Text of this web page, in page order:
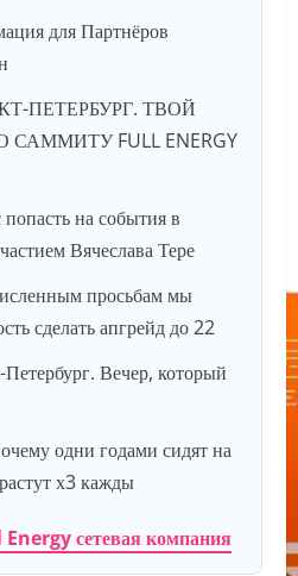
для Партнёров
ПЕТЕРБУРГ. ТВОЙ
FULL ENERGY
на события в
Вячеслава Тере
просьбам мы
сделать апгрейд до 22
Вечер, который
одни годами сидят на
х3 кажды
сетевая компания